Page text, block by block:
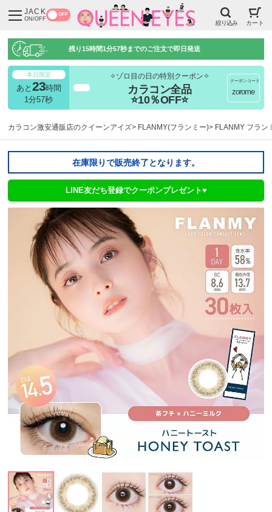
JACK
ON/OFF
OFF
絞り込み カート
残り15時間1分56秒までのご注文で即日発送
本日限定
あと 23時間
1分56秒
✧ゾロ目の日の特別クーポン✧
カラコン全品
⭐10％OFF⭐
クーポンコード
zorome
カラコン激安通販店のクイーンアイズ FLANMY(フランミー) FLANMY フラン
在庫限りで販売終了となります。
LINE友だち登録でクーポンプレゼント♥